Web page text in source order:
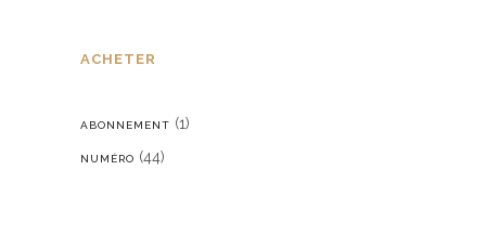
ACHETER
ABONNEMENT (1)
NUMÉRO (44)